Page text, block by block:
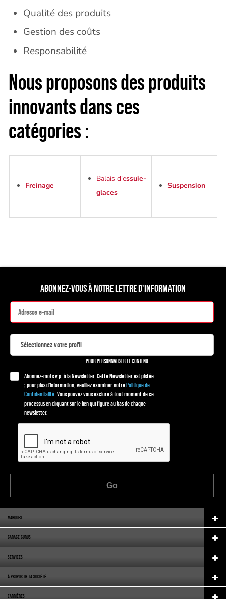
Qualité des produits
Gestion des coûts
Responsabilité
Nous proposons des produits
innovants dans ces
catégories :
Freinage
Balais d'essuie-
glaces
Suspension
ABONNEZ-VOUS À NOTRE LETTRE D'INFORMATION
POUR PERSONNALISER LE CONTENU
Abonnez-moi s.v.p. à la Newsletter. Cette Newsletter est pistée
; pour plus d'information, veuillez examiner notrePolitique de
Confidentialité . Vous pouvez vous exclure à tout moment de ce
processus en cliquant sur le lien qui figure au bas de chaque
newsletter.
Go
MARQUES
GARAGE GURUS
SERVICES
À PROPOS DE LA SOCIÉTÉ
CARRIÈRES